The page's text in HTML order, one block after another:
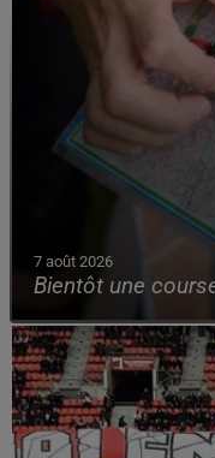
7 août 2026
Bientôt une